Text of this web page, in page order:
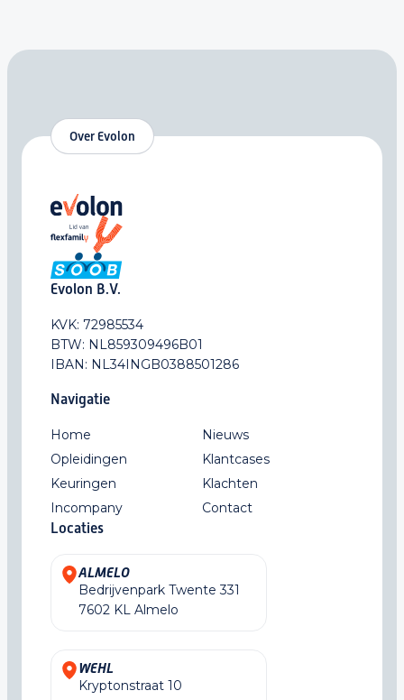
Evolon B.V.
KVK: 72985534
BTW: NL859309496B01
IBAN: NL34INGB0388501286
Navigatie
Home
Opleidingen
Keuringen
Incompany
Nieuws
Klantcases
Klachten
Contact
Locaties
ALMELO
Bedrijvenpark Twente 331
7602 KL Almelo
WEHL
Kryptonstraat 10
Over Evolon